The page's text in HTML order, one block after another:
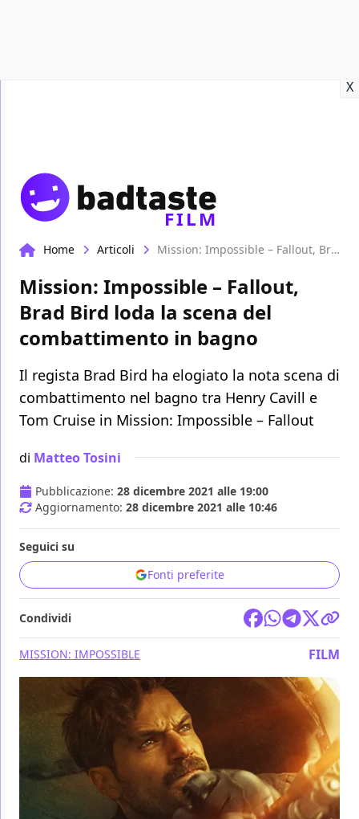
X
FILM
Home Articoli Mission: Impossible – Fallout, Brad Bird loda la scena del combattimento in bagno
Mission: Impossible – Fallout,
Brad Bird loda la scena del
combattimento in bagno
Il regista Brad Bird ha elogiato la nota scena di
combattimento nel bagno tra Henry Cavill e
Tom Cruise in Mission: Impossible – Fallout
di Matteo Tosini
Pubblicazione: 28 dicembre 2021 alle 19:00
Aggiornamento: 28 dicembre 2021 alle 10:46
Seguici su
Fonti preferite
Condividi
MISSION: IMPOSSIBLE FILM